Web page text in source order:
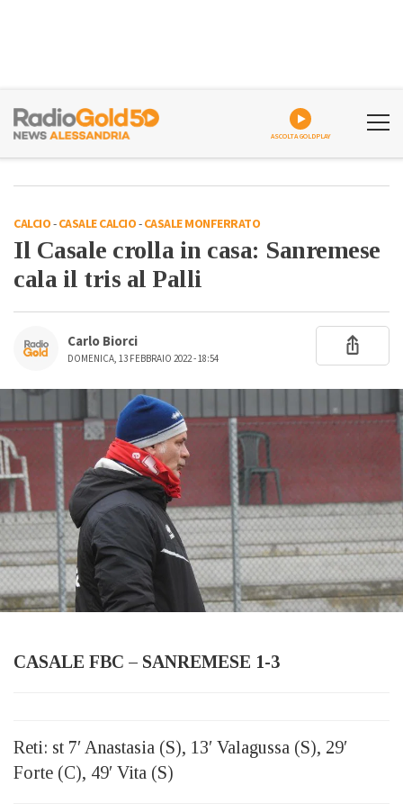
ASCOLTA GOLDPLAY
CALCIO-CASALE CALCIO-CASALE MONFERRATO
Il Casale crolla in casa: Sanremese
cala il tris al Palli
Carlo Biorci
DOMENICA, 13 FEBBRAIO 2022 - 18:54
CASALE FBC – SANREMESE 1-3
Reti: st 7′ Anastasia (S), 13′ Valagussa (S), 29′
Forte (C), 49′ Vita (S)